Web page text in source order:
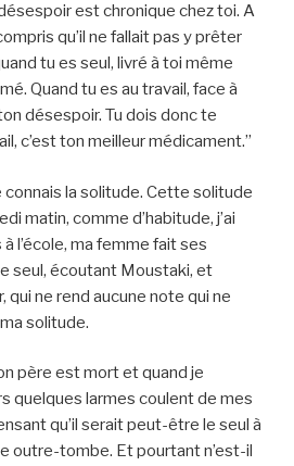
est chronique chez toi. A
qu’il ne fallait pas y prêter
tu es seul, livré à toi même
Quand tu es au travail, face à
désespoir. Tu dois donc te
c’est ton meilleur médicament.”
la solitude. Cette solitude
matin, comme d’habitude, j’ai
l’école, ma femme fait ses
seul, écoutant Moustaki, et
qui ne rend aucune note qui ne
solitude.
père est mort et quand je
quelques larmes coulent de mes
qu’il serait peut-être le seul à
outre-tombe. Et pourtant n’est-il